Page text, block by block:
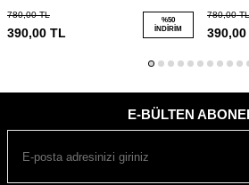
780,00TL
390,00 TL
%50
İNDIRIM
780,00TL
390,00
E-BÜLTEN